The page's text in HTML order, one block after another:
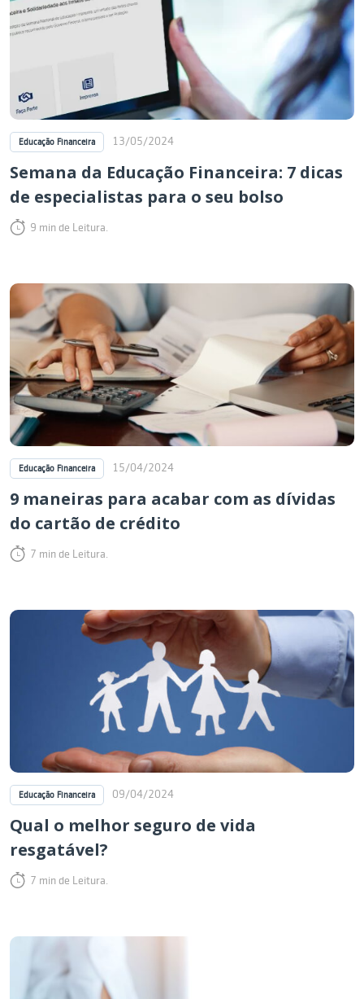
Educação Financeira 13/05/2024
Semana da Educação Financeira: 7 dicas
de especialistas para o seu bolso
9 min de Leitura.
Educação Financeira 15/04/2024
9 maneiras para acabar com as dívidas
do cartão de crédito
7 min de Leitura.
Educação Financeira 09/04/2024
Qual o melhor seguro de vida
resgatável?
7 min de Leitura.